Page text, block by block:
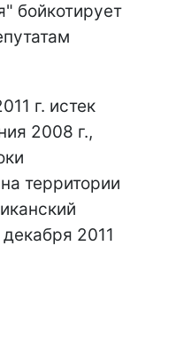
бойкотирует
г. истек
2008 г.,
на территории
2011